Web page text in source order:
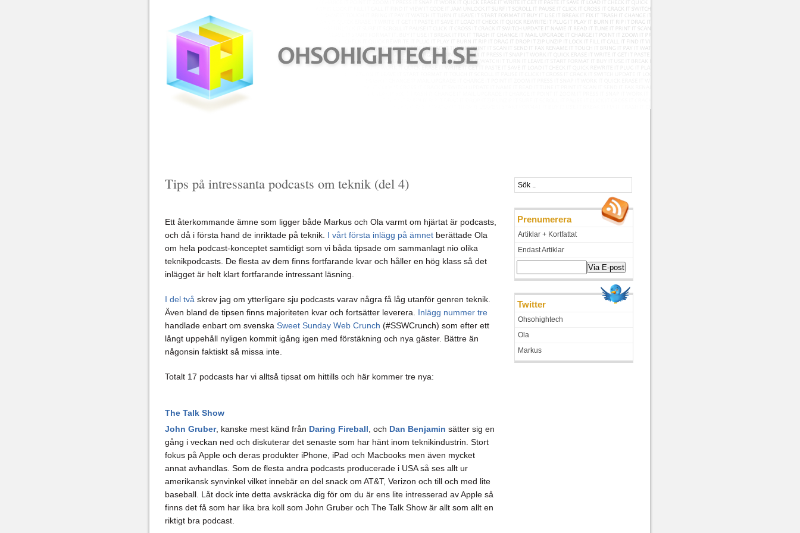
Tips på intressanta podcasts om teknik (del 4)
Ett återkommande ämne som ligger både Markus och Ola varmt om hjärtat är podcasts,
och då i första hand de inriktade på teknik. I vårt första inlägg på ämnet berättade Ola
om hela podcast-konceptet samtidigt som vi båda tipsade om sammanlagt nio olika
teknikpodcasts. De flesta av dem finns fortfarande kvar och håller en hög klass så det
inlägget är helt klart fortfarande intressant läsning.
I del två skrev jag om ytterligare sju podcasts varav några få låg utanför genren teknik.
Även bland de tipsen finns majoriteten kvar och fortsätter leverera. Inlägg nummer tre
handlade enbart om svenska Sweet Sunday Web Crunch (#SSWCrunch) som efter ett
långt uppehåll nyligen kommit igång igen med förstäkning och nya gäster. Bättre än
någonsin faktiskt så missa inte.
Totalt 17 podcasts har vi alltså tipsat om hittills och här kommer tre nya:
The Talk Show
John Gruber, kanske mest känd från Daring Fireball , och Dan Benjamin sätter sig en
gång i veckan ned och diskuterar det senaste som har hänt inom teknikindustrin. Stort
fokus på Apple och deras produkter iPhone, iPad och Macbooks men även mycket
annat avhandlas. Som de flesta andra podcasts producerade i USA så ses allt ur
amerikansk synvinkel vilket innebär en del snack om AT&T, Verizon och till och med lite
baseball. Låt dock inte detta avskräcka dig för om du är ens lite intresserad av Apple så
finns det få som har lika bra koll som John Gruber och The Talk Show är allt som allt en
riktigt bra podcast.
Prenumerera
Artiklar + Kortfattat
Endast Artiklar
Twitter
Ohsohightech
Ola
Markus